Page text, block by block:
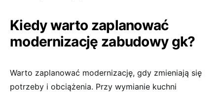
Kiedy warto zaplanować
modernizację zabudowy gk?
Warto zaplanować modernizację, gdy zmieniają się
potrzeby i obciążenia. Przy wymianie kuchni